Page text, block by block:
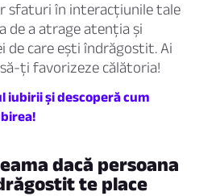
sfaturi în interacțiunile tale
de a atrage atenția și
de care ești îndrăgostit. Ai
ți favorizeze călătoria!
iubirii și descoperă cum
dacă persoana
te place